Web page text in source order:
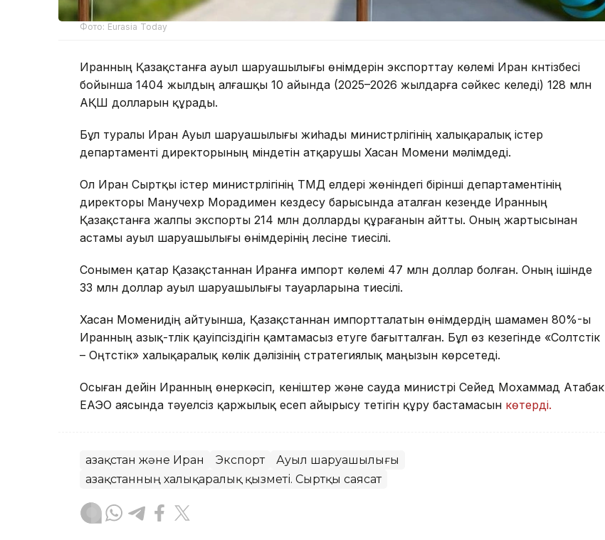
Фото: Eurasia Today
Иранның Қазақстанға ауыл шаруашылығы өнімдерін экспорттау көлемі Иран күнтізбесі
бойынша 1404 жылдың алғашқы 10 айында (2025–2026 жылдарға сәйкес келеді) 128 млн
АҚШ долларын құрады.
Бұл туралы Иран Ауыл шаруашылығы жиһады министрлігінің халықаралық істер
департаменті директорының міндетін атқарушы Хасан Момени мәлімдеді.
Ол Иран Сыртқы істер министрлігінің ТМД елдері жөніндегі бірінші департаментінің
директоры Манучехр Морадимен кездесу барысында аталған кезеңде Иранның
Қазақстанға жалпы экспорты 214 млн долларды құрағанын айтты. Оның жартысынан
астамы ауыл шаруашылығы өнімдерінің үлесіне тиесілі.
Сонымен қатар Қазақстаннан Иранға импорт көлемі 47 млн доллар болған. Оның ішінде
33 млн доллар ауыл шаруашылығы тауарларына тиесілі.
Хасан Моменидің айтуынша, Қазақстаннан импортталатын өнімдердің шамамен 80%-ы
Иранның азық-түлік қауіпсіздігін қамтамасыз етуге бағытталған. Бұл өз кезегінде «Солтүстік
– Оңтүстік» халықаралық көлік дәлізінің стратегиялық маңызын көрсетеді.
Осыған дейін Иранның өнеркәсіп, кеніштер және сауда министрі Сейед Мохаммад Атабак
ЕАЭО аясында тәуелсіз қаржылық есеп айырысу тетігін құру бастамасын көтерді.
Қазақстан және Иран Экспорт
Ауыл шаруашылығы
Қазақстанның халықаралық қызметі. Сыртқы саясат